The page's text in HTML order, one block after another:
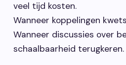
veel tijd kosten.
Wanneer koppelingen
Wanneer discussies over
schaalbaarheid terugkeren.